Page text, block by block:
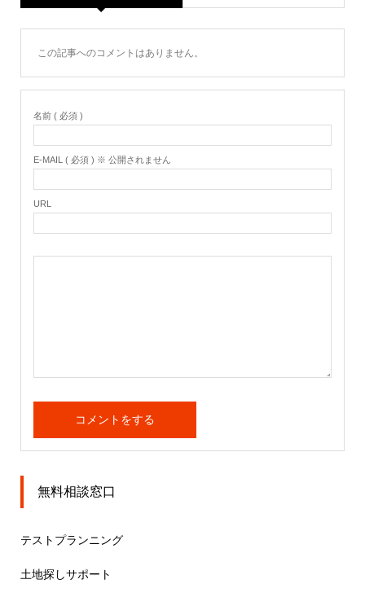
この記事へのコメントはありません。
名前 ( 必須 )
E-MAIL ( 必須 ) ※ 公開されません
URL
無料相談窓口
テストプランニング
土地探しサポート